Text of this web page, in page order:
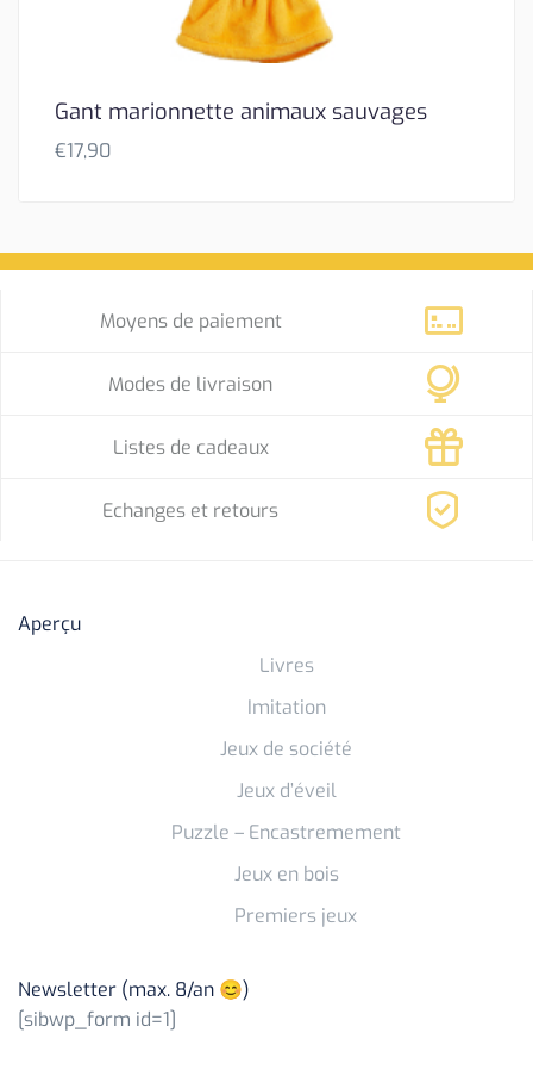
Gant marionnette animaux sauvages
€17,90
Moyens de paiement
Modes de livraison
Listes de cadeaux
Echanges et retours
Aperçu
Livres
Imitation
Jeux de société
Jeux d’éveil
Puzzle – Encastremement
Jeux en bois
Premiers jeux
Newsletter (max. 8/an 😊)
[sibwp_form id=1]